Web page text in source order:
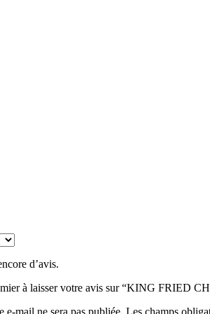
d’avis.
à laisser votre avis sur “KING FRIED
e-mail ne sera pas publiée. Les champs